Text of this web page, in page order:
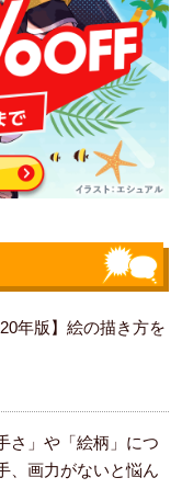
年版】絵の描き方を
さ」や「絵柄」につ
、画力がないと悩ん